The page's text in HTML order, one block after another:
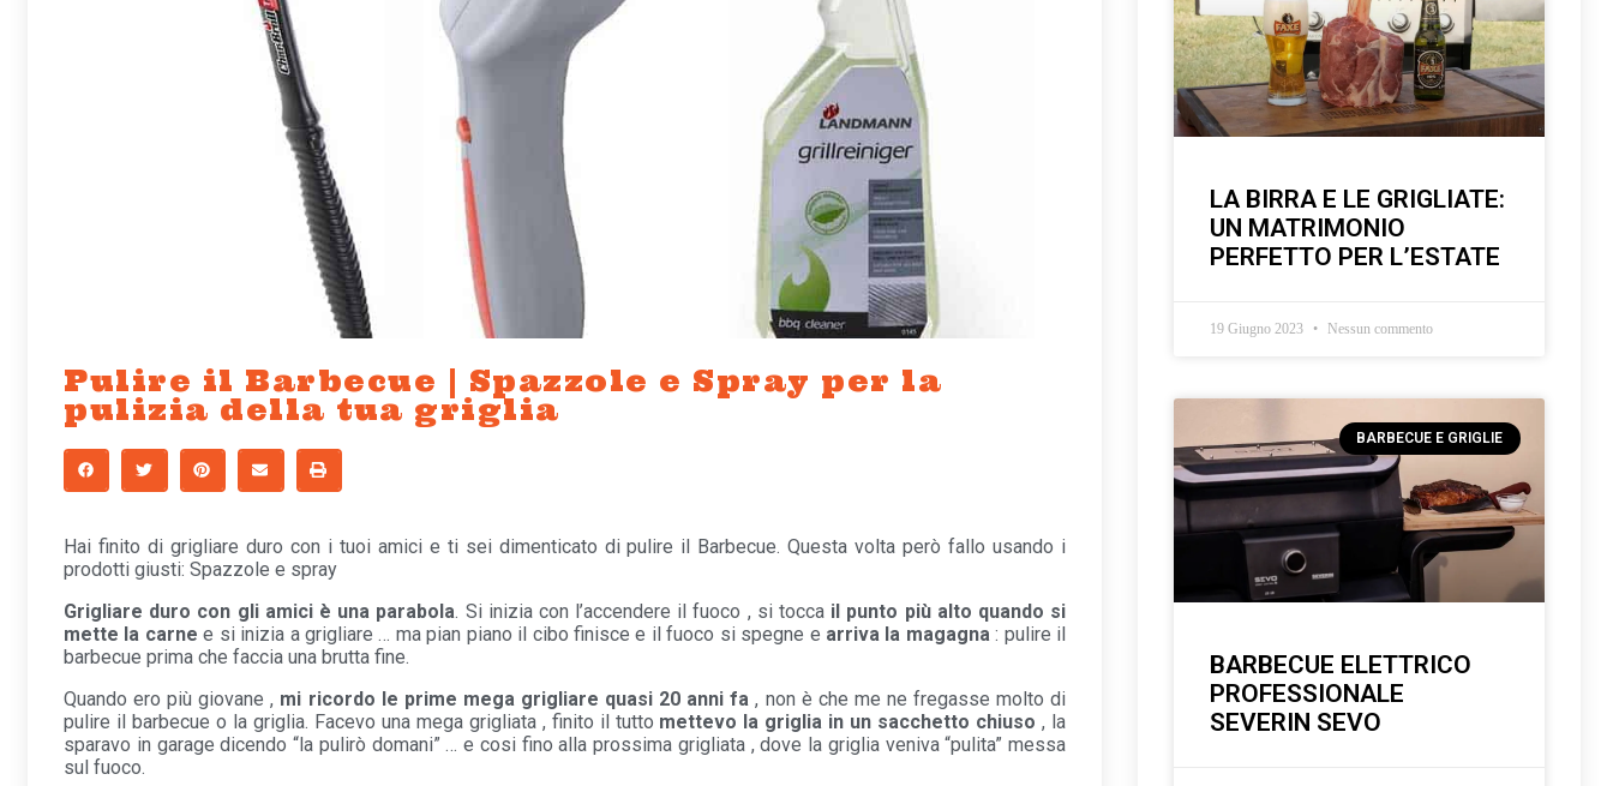
Pulire il Barbecue | Spazzole e Spray per la
pulizia della tua griglia
Hai finito di grigliare duro con i tuoi amici e ti sei dimenticato di pulire il Barbecue. Questa volta però fallo usando i
prodotti giusti: Spazzole e spray
Grigliare duro con gli amici è una parabola. Si inizia con l’accendere il fuoco , si tocca il punto più alto quando si
mette la carne e si inizia a grigliare … ma pian piano il cibo finisce e il fuoco si spegne e arriva la magagna : pulire il
barbecue prima che faccia una brutta fine.
Quando ero più giovane , mi ricordo le prime mega grigliare quasi 20 anni fa , non è che me ne fregasse molto di
pulire il barbecue o la griglia. Facevo una mega grigliata , finito il tutto mettevo la griglia in un sacchetto chiuso , la
sparavo in garage dicendo “la pulirò domani” … e cosi fino alla prossima grigliata , dove la griglia veniva “pulita” messa
sul fuoco.
LA BIRRA E LE GRIGLIATE:
UN MATRIMONIO
PERFETTO PER L’ESTATE
19 Giugno 2023 Nessun commento
BARBECUE E GRIGLIE
BARBECUE ELETTRICO
PROFESSIONALE
SEVERIN SEVO